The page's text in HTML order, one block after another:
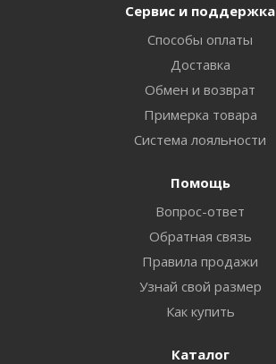
Сервис и поддержка
Способы оплаты
Доставка
Обмен и возврат
Примерка товара
Система лояльности
Помощь
Вопрос-ответ
Обратная связь
Правила продажи
Узнай свой размер
Как купить
Каталог